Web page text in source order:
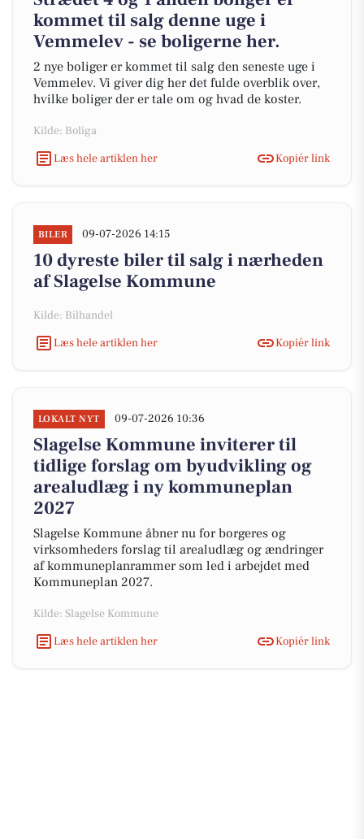
kommet til salg denne uge i
Vemmelev - se boligerne her.
2 nye boliger er kommet til salg den seneste uge i
Vemmelev. Vi giver dig her det fulde overblik over,
hvilke boliger der er tale om og hvad de koster.
Kilde: Boliga
Læs hele artiklen her
Kopiér link
BILER 09-07-2026 14:15
10 dyreste biler til salg i nærheden
af Slagelse Kommune
Kilde: Bilhandel
Læs hele artiklen her
Kopiér link
LOKALT NYT 09-07-2026 10:36
Slagelse Kommune inviterer til
tidlige forslag om byudvikling og
arealudlæg i ny kommuneplan
2027
Slagelse Kommune åbner nu for borgeres og
virksomheders forslag til arealudlæg og ændringer
af kommuneplanrammer som led i arbejdet med
Kommuneplan 2027.
Kilde: Slagelse Kommune
Læs hele artiklen her
Kopiér link